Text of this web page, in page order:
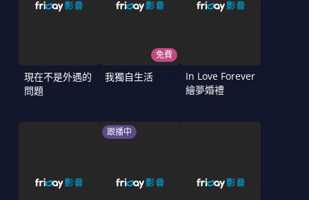
現在不是外遇的
問題
免費
我獨自生活
In Love Forever
繪夢婚禮
跟播中